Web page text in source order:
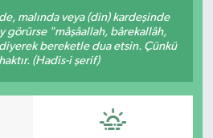
malında veya (din) kardeşinde
görürse "mâşâallah, bârekallâh,
bereketle dua etsin. Çünkü
(Hadis-i şerif)